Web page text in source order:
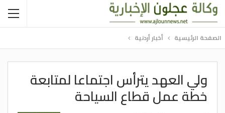
الصفحة الرئيسية أخبار أردنية
ولي العهد يترأس اجتماعا لمتابعة
خطة عمل قطاع السياحة